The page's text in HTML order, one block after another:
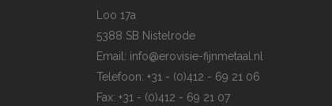
Loo 17a
5388 SB Nistelrode
Email: info@erovisie-fijnmetaal.nl
Telefoon: +31 - (0)412 - 69 21 06
Fax: +31 - (0)412 - 69 21 07